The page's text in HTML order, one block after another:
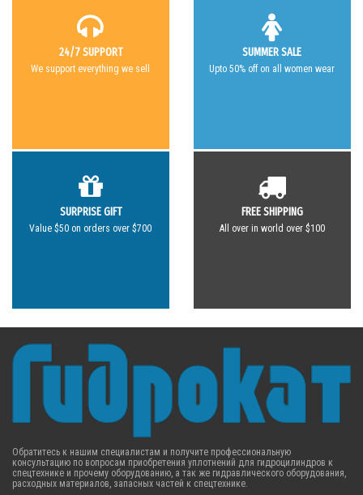
24/7 SUPPORT
We support everything we sell
SUMMER SALE
Upto 50% off on all women wear
SURPRISE GIFT
Value $50 on orders over $700
FREE SHIPPING
All over in world over $100
Обратитесь к нашим специалистам и получите профессиональную
консультацию по вопросам приобретения уплотнений для гидроцилиндров к
спецтехнике и прочему оборудованию, а так же гидравлического оборудования,
расходных материалов, запасных частей к спецтехнике.